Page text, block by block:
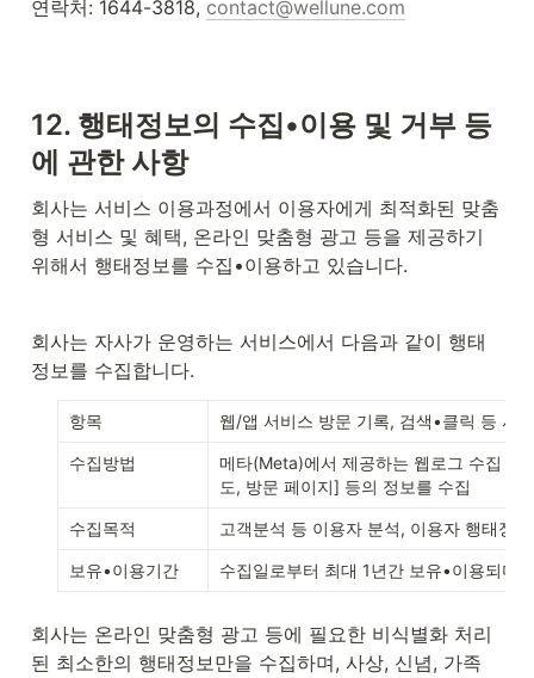
연락처: 1644-3818, contact@wellune.com
12. 행태정보의 수집•이용 및 거부 등
에 관한 사항
회사는 서비스 이용과정에서 이용자에게 최적화된 맞춤
형 서비스 및 혜택, 온라인 맞춤형 광고 등을 제공하기
위해서 행태정보를 수집•이용하고 있습니다.
회사는 자사가 운영하는 서비스에서 다음과 같이 행태
정보를 수집합니다.
항목 웹/앱 서비스 방문 기록, 검색•클릭 등 사
수집방법
메타(Meta)에서 제공하는 웹로그 수집
도, 방문 페이지] 등의 정보를 수집
수집목적 고객분석 등 이용자 분석, 이용자 행태정
보유•이용기간 수집일로부터 최대 1년간 보유•이용되며,
회사는 온라인 맞춤형 광고 등에 필요한 비식별화 처리
된 최소한의 행태정보만을 수집하며, 사상, 신념, 가족